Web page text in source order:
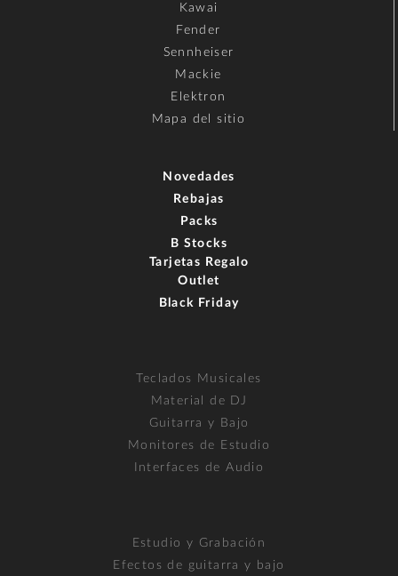
Kawai
Fender
Sennheiser
Mackie
Elektron
Mapa del sitio
Novedades
Rebajas
Packs
B Stocks
Tarjetas Regalo
Outlet
Black Friday
Teclados Musicales
Material de DJ
Guitarra y Bajo
Monitores de Estudio
Interfaces de Audio
Estudio y Grabación
Efectos de guitarra y bajo